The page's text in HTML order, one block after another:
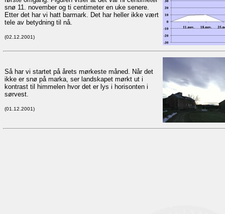
snø 11. november og ti centimeter en uke senere.
Etter det har vi hatt barmark. Det har heller ikke vært
tele av betydning til nå.
(02.12.2001)
Så har vi startet på årets mørkeste måned. Når det
ikke er snø på marka, ser landskapet mørkt ut i
kontrast til himmelen hvor det er lys i horisonten i
sørvest.
(01.12.2001)